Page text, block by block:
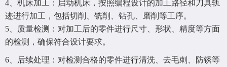
4、机床加工：启动机床，按照编程设计的加工路径和刀具轨
迹进行加工，包括切削、铣削、钻孔、磨削等工序。
5、质量检测：对加工后的零件进行尺寸、形状、精度等方面
的检测，确保符合设计要求。
6、后续处理：对检测合格的零件进行清洗、去毛刺、防锈等